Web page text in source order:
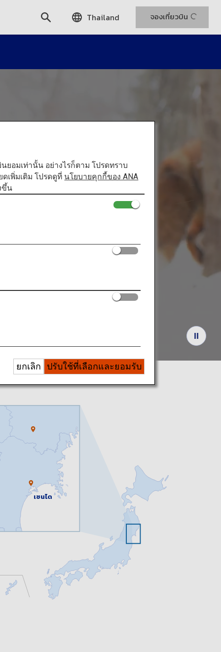
Thailand จองเที่ยวบิน
า
เซนได
ยอมเท่านั้น อย่างไรก็ตาม โปรดทราบ
เพิ่มเติม โปรดดูที่ นโยบายคุกกี้ของ ANA
ขึ้น
ปรับใช้ที่เลือกและยอมรับ
ยกเลิก